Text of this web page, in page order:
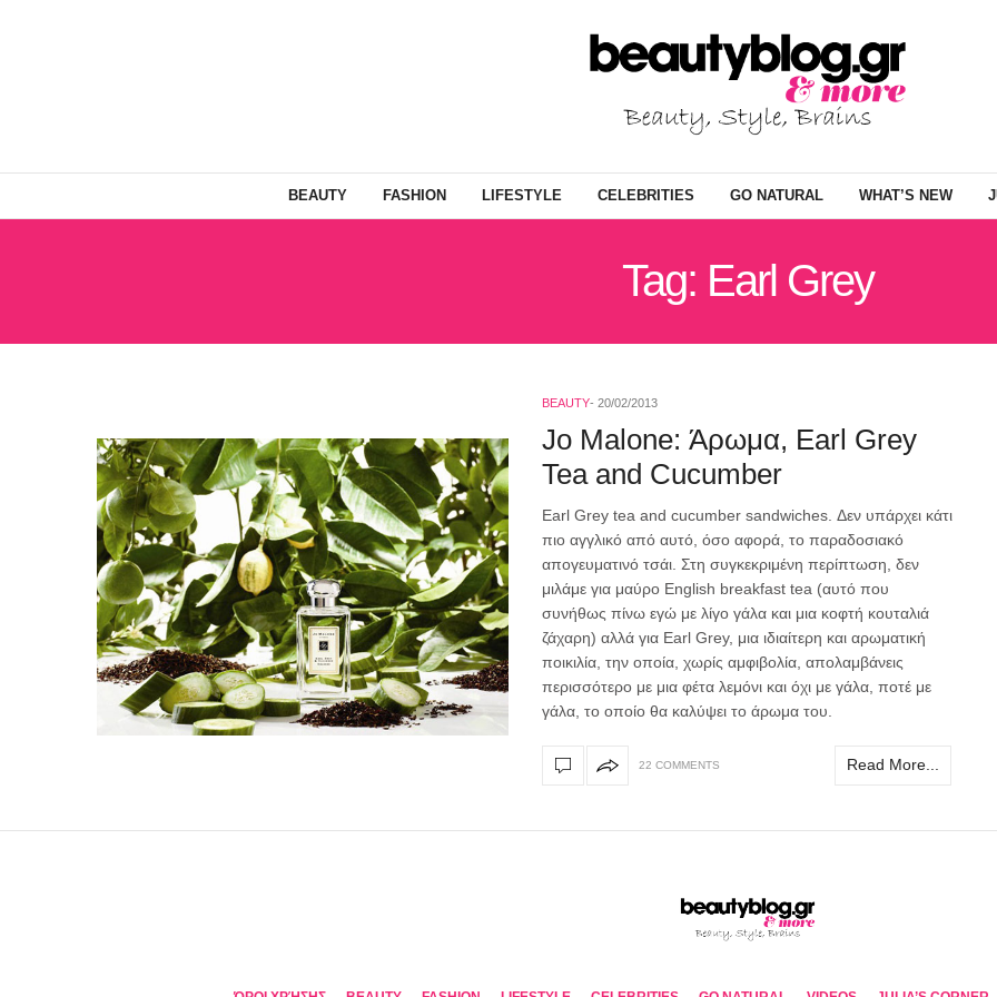
BEAUTY FASHION LIFESTYLE CELEBRITIES GO NATURAL WHAT’S NEW
Tag: Earl Grey
BEAUTY 20/02/2013
Jo Malone: Άρωμα, Εarl Grey
Tea and Cucumber
Εarl Grey tea and cucumber sandwiches. Δεν υπάρχει κάτι
πιο αγγλικό από αυτό, όσο αφορά, το παραδοσιακό
απογευματινό τσάι. Στη συγκεκριμένη περίπτωση, δεν
μιλάμε για μαύρο English breakfast tea (αυτό που
συνήθως πίνω εγώ με λίγο γάλα και μια κοφτή κουταλιά
ζάχαρη) αλλά για Earl Grey, μια ιδιαίτερη και αρωματική
ποικιλία, την οποία, χωρίς αμφιβολία, απολαμβάνεις
περισσότερο με μια φέτα λεμόνι και όχι με γάλα, ποτέ με
γάλα, το οποίο θα καλύψει το άρωμα του.
22 COMMENTS Read More...